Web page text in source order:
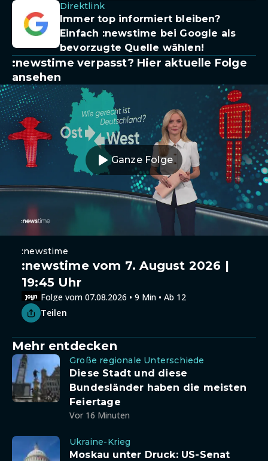
Direktlink
Immer top informiert bleiben?
Einfach :newstime bei Google als
bevorzugte Quelle wählen!
:newstime verpasst? Hier aktuelle Folge
ansehen
Ganze Folge
:newstime
:newstime vom 7. August 2026 |
19:45 Uhr
Folge vom 07.08.2026 • 9 Min • Ab 12
Teilen
Mehr entdecken
Große regionale Unterschiede
Diese Stadt und diese
Bundesländer haben die meisten
Feiertage
Vor 16 Minuten
Ukraine-Krieg
Moskau unter Druck: US-Senat